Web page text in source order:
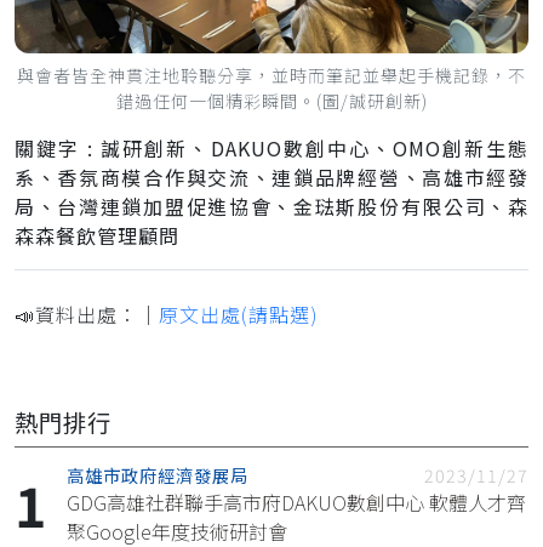
與會者皆全神貫注地聆聽分享，並時而筆記並舉起手機記錄，不
錯過任何一個精彩瞬間。(圖/誠研創新)
關鍵字 : 誠研創新、DAKUO數創中心、OMO創新生態
系、香氛商模合作與交流、連鎖品牌經營、高雄市經發
局、台灣連鎖加盟促進協會、金琺斯股份有限公司、森
森森餐飲管理顧問
📣資料出處：｜ 原文出處(請點選)
熱門排行
高雄市政府經濟發展局 2023/11/27
GDG高雄社群聯手高市府DAKUO數創中心 軟體人才齊
聚Google年度技術研討會